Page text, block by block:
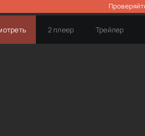
2 плеер Трейлер